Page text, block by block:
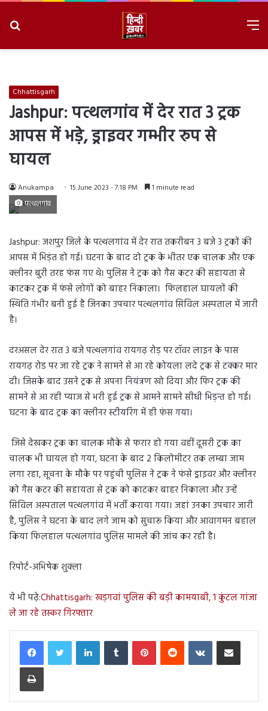
Chhattisgarh
Jashpur: पत्थलगांव में देर रात 3 ट्रक
आपस में भड़े, ड्राइवर गम्भीर रुप से
घायल
Anukampa 15 June 2023 - 7:18 PM 1 minute read
पत्थलगांव
Jashpur: जशपुर जिले के पत्थलगांव में देर रात तकरीबन 3 बजे 3 ट्रकों की
आपस में भिड़ंत हो गई। घटना के बाद दो ट्रक के भीतर एक चालक और एक
क्लीनर बुरी तरह फंस गए थे। पुलिस ने ट्रक को गैस कटर की सहायता से
काटकर ट्रक में फंसे लोगों को बाहर निकाला। फिलहाल घायलों की
स्थिति गंभीर बनी हुई है जिनका उपचार पत्थलगांव सिविल अस्पताल में जारी
है।
दरअसल देर रात 3 बजे पत्थलगांव रायगढ़ रोड़ पर टॉवर लाइन के पास
रायगढ़ रोड पर जा रहे ट्रक ने सामने से आ रहे कोयला लदे ट्रक से टक्कर मार
दी। जिसके बाद उसने ट्रक से अपना नियंत्रण खो दिया और फिर ट्रक की
सामने से आ रही प्याज से भरी हुई ट्रक से आमने सामने सीधी भिड़न्त हो गई।
घटना के बाद ट्रक का क्लीनर स्टीयरिंग में ही फंस गया।
जिसे देखकर ट्रक का चालक मौके से फरार हो गया वहीं दूसरी ट्रक का
चालक भी घायल हो गया, घटना के बाद 2 किलोमीटर तक लम्बा जाम
लगा रहा, सूचना के मौके पर पहुंची पुलिस ने ट्रक ने फंसे ड्राइवर और क्लीनर
को गैस कटर की सहायता से ट्रक को काटकर बाहर निकाला और उन्हें
सिविल अस्पताल पत्थलगांव में भर्ती कराया गया। जहां उनका उपचार जारी
है, पुलिस ने घटना के बाद लगे जाम को सुचारू किया और आवागमन बहाल
किया फिलहाल पत्थलगांव पुलिस मामले की जांच कर रही है।
रिपोर्ट-अभिषेक शुक्ला
ये भी पढ़े:Chhattisgarh: खड़गवां पुलिस की बड़ी कामयाबी, 1 कुंटल गांजा
ले जा रहे तस्कर गिरफ्तार
LinkedInTumblr PinterestReddit VKontakteShare via Email
Print